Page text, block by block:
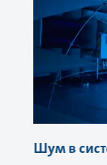
Шум в